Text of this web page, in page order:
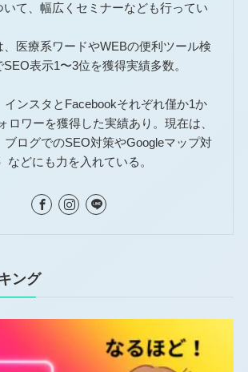
て、幅広くセミナーなども行ってい
医療系ワードやWEBの便利ツール検
表示1〜3位を獲得実績多数。
インスタとFacebookそれぞれ僅か1か
ロワーを獲得した実績あり。現在は、
ブログでのSEO対策やGoogleマップ対
などにも力を入れている。
ング